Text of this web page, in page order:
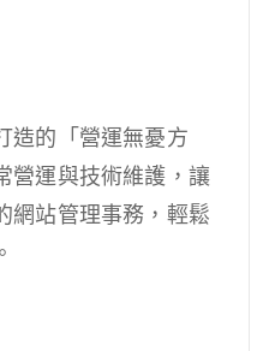
造的「營運無憂方
營運與技術維護，讓
網站管理事務，輕鬆